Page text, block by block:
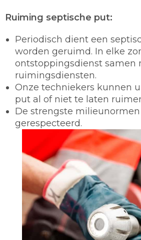
Ruiming septische put:
Periodisch dient een
worden geruimd. In elke
ontstoppingsdienst samen
ruimingsdiensten.
Onze techniekers kunnen
put al of niet te laten
De strengste
gerespecteerd.